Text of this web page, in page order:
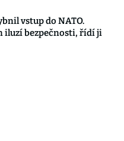
vstup do NATO.
iluzí bezpečnosti, řídí ji